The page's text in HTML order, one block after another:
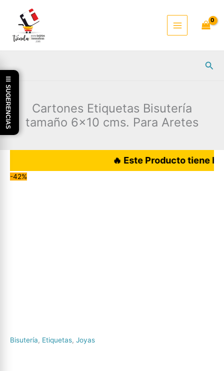
contenido
Cartones Etiquetas Bisutería
tamaño 6×10 cms. Para Aretes
🔥 Este Producto tiene hoy
-42%
Bisutería, Etiquetas, Joyas
☰ SUGERENCIAS